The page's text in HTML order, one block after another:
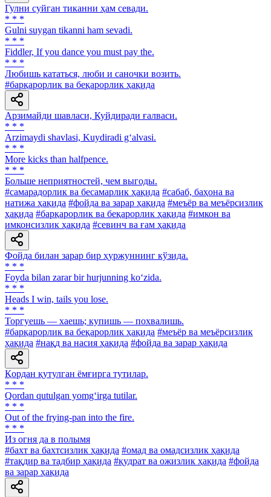
Гулни суйган тиканни ҳам севади.
* * *
Gulni suygan tikanni ham sevadi.
* * *
Fiddler, If you dance you must pay the.
* * *
Любишь кататься, люби и саночки возить.
#барқарорлик ва беқарорлик ҳақида
Арзимайди шавласи, Куйдиради ғалваси.
* * *
Arzimaydi shavlasi, Kuydiradi g‘alvasi.
* * *
More kicks than halfpence.
* * *
Больше неприятностей, чем выгоды.
#самарадорлик ва бесамарлик ҳақида #сабаб, баҳона ва
натижа ҳақида #фойда ва зарар ҳақида #меъёр ва меъёрсизлик
ҳақида #барқарорлик ва беқарорлик ҳақида #имкон ва
имконсизлик ҳақида #севинч ва ғам ҳақида
Фойда билан зарар бир ҳуржуннинг кўзида.
* * *
Foyda bilan zarar bir hurjunning ko‘zida.
* * *
Heads I win, tails you lose.
* * *
Торгуешь — хаешь; купишь — похвалишь.
#барқарорлик ва беқарорлик ҳақида #меъёр ва меъёрсизлик
ҳақида #нақд ва насия ҳақида #фойда ва зарар ҳақида
Қордан қутулган ёмғирга тутилар.
* * *
Qordan qutulgan yomg‘irga tutilar.
* * *
Out of the frying-pan into the fire.
* * *
Из огня да в полымя
#бахт ва бахтсизлик ҳақида #омад ва омадсизлик ҳақида
#тақдир ва тадбир ҳақида #қудрат ва ожизлик ҳақида #фойда
ва зарар ҳақида